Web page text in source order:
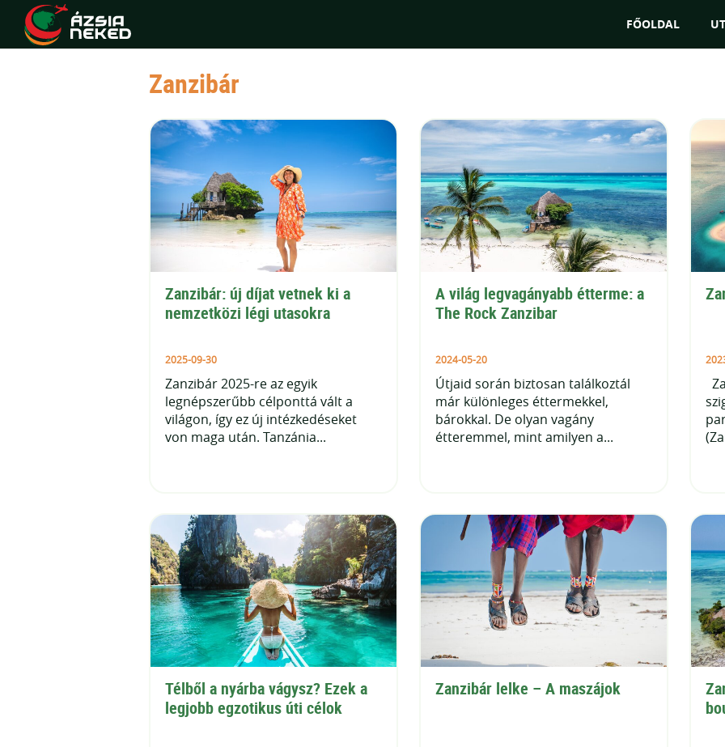
FŐOLDAL
"Az utakat
Zanzibár
Zanzibár: új díjat vetnek ki a
nemzetközi légi utasokra
2025-09-30
Zanzibár 2025-re az egyik
legnépszerűbb célponttá vált a
világon, így ez új intézkedéseket
von maga után. Tanzánia...
A világ legvagányabb étterme: a
The Rock Zanzibar
2024-05-20
Útjaid során biztosan találkoztál
már különleges éttermekkel,
bárokkal. De olyan vagány
étteremmel, mint amilyen a...
Télből a nyárba vágysz? Ezek a
legjobb egzotikus úti célok
Zanzibár lelke – A maszájok